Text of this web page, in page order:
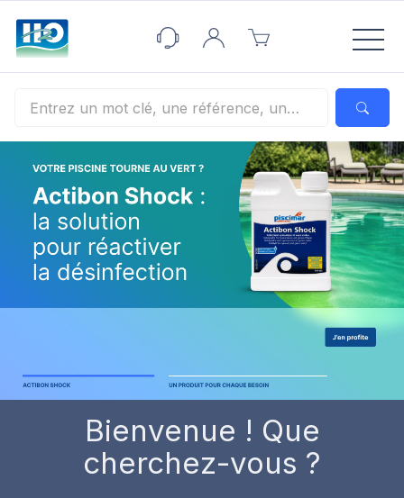
Bienvenue ! Que
cherchez-vous ?